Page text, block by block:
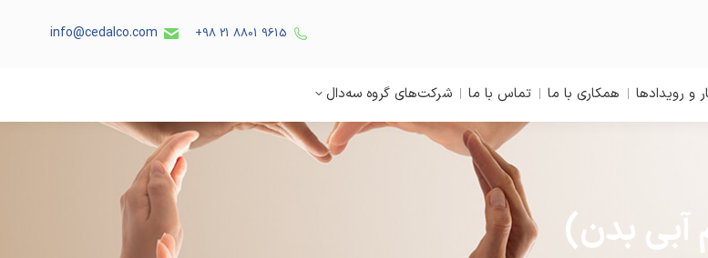
9615 8801 21 98+
info@cedalco.com
و رویدادها همکاری با ما تماس با ما شرکت‌های گروه سه‌دال
آبی بدن)